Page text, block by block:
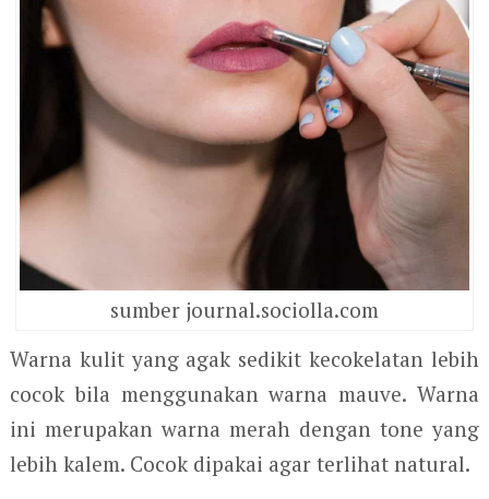
sumber journal.sociolla.com
Warna kulit yang agak sedikit kecokelatan lebih
cocok bila menggunakan warna mauve. Warna
ini merupakan warna merah dengan tone yang
lebih kalem. Cocok dipakai agar terlihat natural.